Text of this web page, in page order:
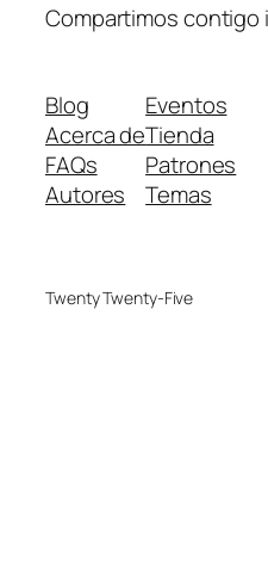
Compartimos contigo
Blog
Acerca de
FAQs
Autores
Eventos
Tienda
Patrones
Temas
Twenty Twenty-Five